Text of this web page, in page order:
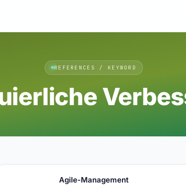
REFERENCES / KEYWORD
Agile-Management